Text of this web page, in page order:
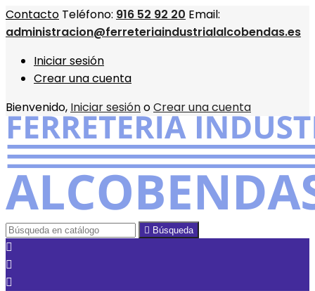
Contacto Teléfono: 916 52 92 20 Email:
administracion@ferreteriaindustrialalcobendas.es
Iniciar sesión
Crear una cuenta
Bienvenido, Iniciar sesiónoCrear una cuenta
 Búsqueda


